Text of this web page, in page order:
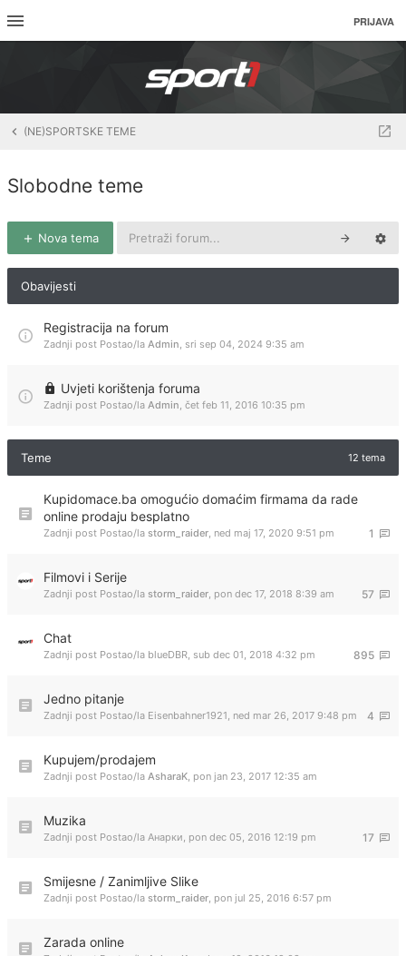
PRIJAVA
(NE)SPORTSKE TEME
Slobodne teme
Nova tema
Obavijesti
Registracija na forum
Zadnji post Postao/la Admin, sri sep 04, 2024 9:35 am
Uvjeti korištenja foruma
Zadnji post Postao/la Admin, čet feb 11, 2016 10:35 pm
Teme 12 tema
Kupidomace.ba omogućio domaćim firmama da rade
online prodaju besplatno
1
Zadnji post Postao/la storm_raider, ned maj 17, 2020 9:51 pm
Filmovi i Serije
57
Zadnji post Postao/la storm_raider, pon dec 17, 2018 8:39 am
Chat
895
Zadnji post Postao/la blueDBR, sub dec 01, 2018 4:32 pm
Jedno pitanje
4
Zadnji post Postao/la Eisenbahner1921, ned mar 26, 2017 9:48 pm
Kupujem/prodajem
Zadnji post Postao/la AsharaK, pon jan 23, 2017 12:35 am
Muzika
17
Zadnji post Postao/la Анарки, pon dec 05, 2016 12:19 pm
Smijesne / Zanimljive Slike
Zadnji post Postao/la storm_raider, pon jul 25, 2016 6:57 pm
Zarada online